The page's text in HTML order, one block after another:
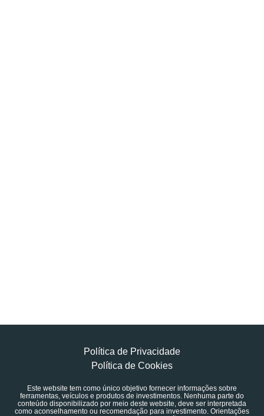
Política de Privacidade
Política de Cookies
Este website tem como único objetivo fornecer informações sobre
ferramentas, veículos e produtos de investimentos. Nenhuma parte do
conteúdo disponibilizado por meio deste website, deve ser interpretada
como aconselhamento ou recomendação para investimento. Orientações